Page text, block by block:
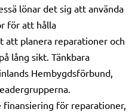
lönar det sig att använda
för att hålla
att planera reparationer och
lång sikt. Tänkbara
Hembygdsförbund,
för reparationer,